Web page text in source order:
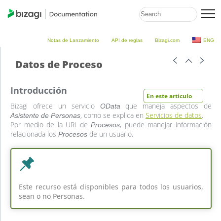
Notas de Lanzamiento API de reglas Bizagi.com ENG